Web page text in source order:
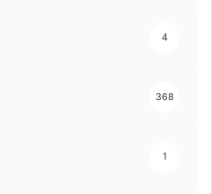
4
368
1